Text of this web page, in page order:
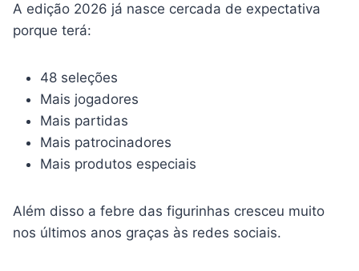
A edição 2026 já nasce cercada de expectativa
porque terá:
48 seleções
Mais jogadores
Mais partidas
Mais patrocinadores
Mais produtos especiais
Além disso a febre das figurinhas cresceu muito
nos últimos anos graças às redes sociais.